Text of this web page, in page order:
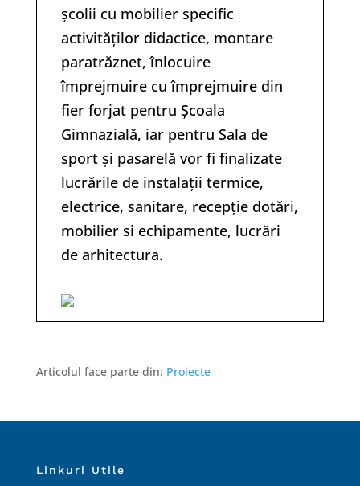
școlii cu mobilier specific
activităților didactice, montare
paratrăznet, înlocuire
împrejmuire cu împrejmuire din
fier forjat pentru Școala
Gimnazială, iar pentru Sala de
sport și pasarelă vor fi finalizate
lucrările de instalații termice,
electrice, sanitare, recepție dotări,
mobilier si echipamente, lucrări
de arhitectura.
Articolul face parte din: Proiecte
Linkuri Utile